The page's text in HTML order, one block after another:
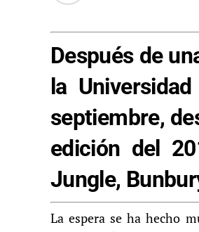
Después de
la
septiembre,
edición del
Jungle,
La espera se ha hecho